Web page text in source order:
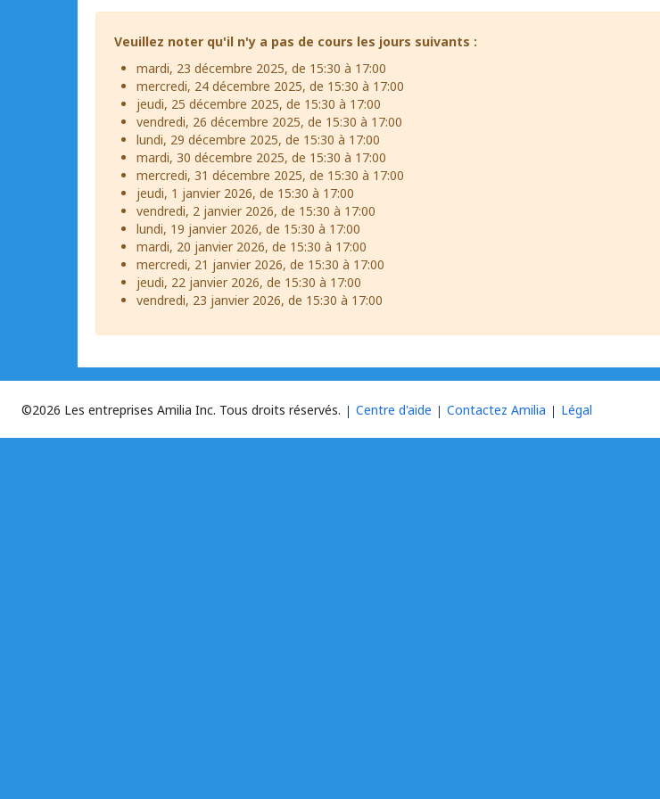
Veuillez noter qu'il n'y a pas de cours les jours suivants :
mardi, 23 décembre 2025, de 15:30 à 17:00
mercredi, 24 décembre 2025, de 15:30 à 17:00
jeudi, 25 décembre 2025, de 15:30 à 17:00
vendredi, 26 décembre 2025, de 15:30 à 17:00
lundi, 29 décembre 2025, de 15:30 à 17:00
mardi, 30 décembre 2025, de 15:30 à 17:00
mercredi, 31 décembre 2025, de 15:30 à 17:00
jeudi, 1 janvier 2026, de 15:30 à 17:00
vendredi, 2 janvier 2026, de 15:30 à 17:00
lundi, 19 janvier 2026, de 15:30 à 17:00
mardi, 20 janvier 2026, de 15:30 à 17:00
mercredi, 21 janvier 2026, de 15:30 à 17:00
jeudi, 22 janvier 2026, de 15:30 à 17:00
vendredi, 23 janvier 2026, de 15:30 à 17:00
©2026 Les entreprises Amilia Inc. Tous droits réservés. Centre d'aide Contactez Amilia Légal